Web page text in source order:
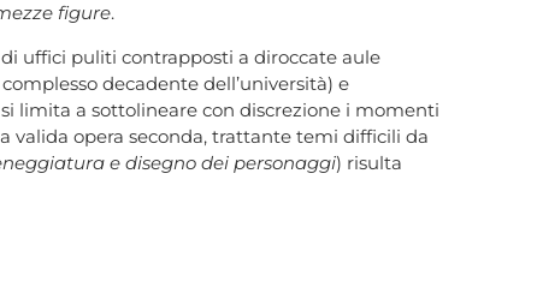
figure.
uffici puliti contrapposti a diroccate aule
decadente dell’università) e
si limita a sottolineare con discrezione i momenti
valida opera seconda, trattante temi difficili da
e disegno dei personaggi) risulta